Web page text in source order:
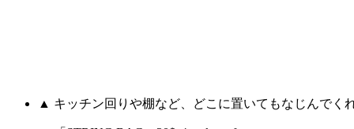
▲ キッチン回りや棚など、どこに置いてもなじんでくれ